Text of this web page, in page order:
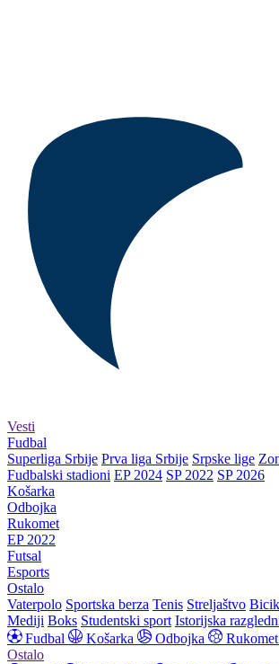
Vesti
Fudbal
Superliga Srbije Prva liga Srbije Srpske lige
Fudbalski stadioni EP 2024 SP 2022 SP 2026
Košarka
Odbojka
Rukomet
EP 2022
Futsal
Esports
Ostalo
Vaterpolo Sportska berza Tenis Streljaštvo
Mediji Boks Studentski sport Istorijska
Fudbal
Košarka Odbojka Rukomet
Ostalo